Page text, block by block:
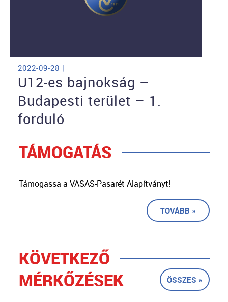
2022-09-28 |
U12-es bajnokság –
Budapesti terület – 1.
forduló
TÁMOGATÁS
Támogassa a VASAS-Pasarét Alapítványt!
TOVÁBB »
KÖVETKEZŐ
MÉRKŐZÉSEK
ÖSSZES »